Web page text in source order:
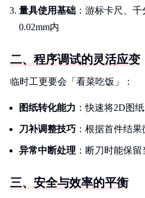
量具使用基础 ：游标卡尺、
0.02mm内
二、程序调试的灵活应变
临时工更要会「看菜吃饭」：
图纸转化能力 ：快速将2D图
刀补调整技巧 ：根据首件结
异常中断处理 ：断刀时能保
三、安全与效率的平衡